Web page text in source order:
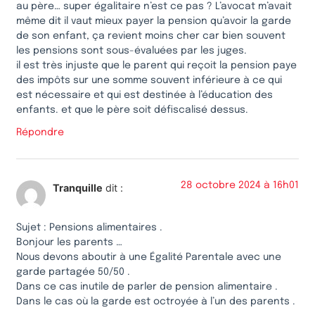
au père… super égalitaire n’est ce pas ? L’avocat m’avait
même dit il vaut mieux payer la pension qu’avoir la garde
de son enfant, ça revient moins cher car bien souvent
les pensions sont sous-évaluées par les juges.
il est très injuste que le parent qui reçoit la pension paye
des impôts sur une somme souvent inférieure à ce qui
est nécessaire et qui est destinée à l’éducation des
enfants. et que le père soit défiscalisé dessus.
Répondre
Tranquille dit : 28 octobre 2024 à 16h01
Sujet : Pensions alimentaires .
Bonjour les parents …
Nous devons aboutir à une Égalité Parentale avec une
garde partagée 50/50 .
Dans ce cas inutile de parler de pension alimentaire .
Dans le cas où la garde est octroyée à l’un des parents .